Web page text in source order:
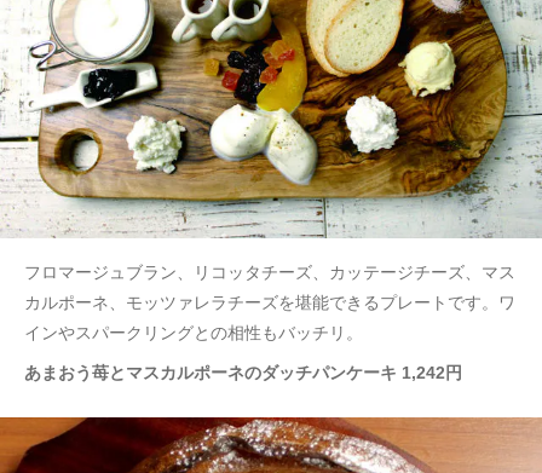
フロマージュブラン、リコッタチーズ、カッテージチーズ、マス
カルポーネ、モッツァレラチーズを堪能できるプレートです。ワ
インやスパークリングとの相性もバッチリ。
あまおう苺とマスカルポーネのダッチパンケーキ 1,242円